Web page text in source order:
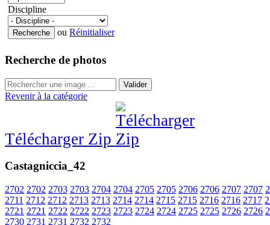
Discipline
ou Réinitialiser
Recherche de photos
Valider
Revenir à la catégorie
Télécharger Zip
Castagniccia_42
2702 2702 2703 2703 2704 2704 2705 2705 2706 2706 2707 2707
2711 2712 2712 2713 2713 2714 2714 2715 2715 2716 2716 2717
2721 2721 2722 2722 2723 2723 2724 2724 2725 2725 2726 2726
2730 2731 2731 2732 2732